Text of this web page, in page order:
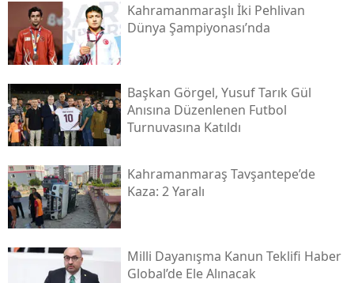
Kahramanmaraşlı İki Pehlivan
Dünya Şampiyonası’nda
Başkan Görgel, Yusuf Tarık Gül
Anısına Düzenlenen Futbol
Turnuvasına Katıldı
Kahramanmaraş Tavşantepe’de
Kaza: 2 Yaralı
Milli Dayanışma Kanun Teklifi Haber
Global’de Ele Alınacak